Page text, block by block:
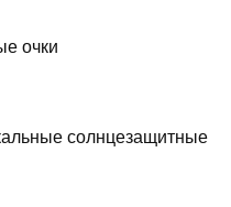
солнцезащитные